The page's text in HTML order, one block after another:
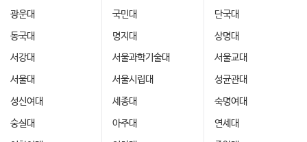
주요대학 모집요강 보기
가천대 가톨릭대
건국대
경기대
경희대
고려대
광운대
국민대
단국대